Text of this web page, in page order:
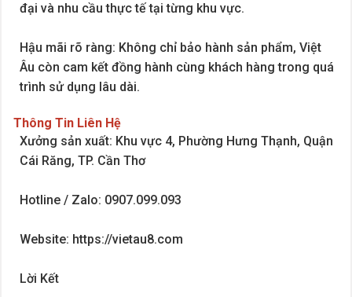
đại và nhu cầu thực tế tại từng khu vực.
Hậu mãi rõ ràng: Không chỉ bảo hành sản phẩm, Việt
Âu còn cam kết đồng hành cùng khách hàng trong quá
trình sử dụng lâu dài.
Thông Tin Liên Hệ
Xưởng sản xuất: Khu vực 4, Phường Hưng Thạnh, Quận
Cái Răng, TP. Cần Thơ
Hotline / Zalo: 0907.099.093
Website: https://vietau8.com
Lời Kết